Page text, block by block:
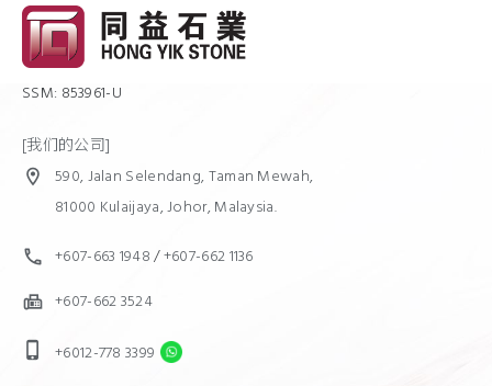
SSM: 853961-U
[我们的公司]
location_on
590, Jalan Selendang, Taman Mewah,
81000 Kulaijaya, Johor, Malaysia.
call +607-663 1948/+607-662 1136
fax +607-662 3524
phone_iphone +6012-778 3399